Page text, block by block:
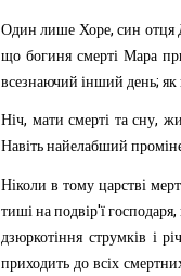
Один лише Хоре,син отця
що богиня смерті Мара
всезнаючий інший день; як
Ніч, мати смерті та сну,
Навіть найелабший
Ніколи в тому царстві
тиші на подвір'ї господаря,
дзюркотіння струмків і
приходить до всіх